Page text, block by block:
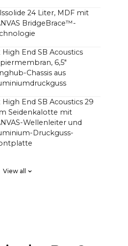
24 Liter, MDF mit
BridgeBrace™-
High End SB Acoustics
6,5"
Chassis aus
High End SB Acoustics 29
Seidenkalotte mit
Wellenleiter und
Druckguss-
hohe Präzision,
D mit insgesamt 250
View all